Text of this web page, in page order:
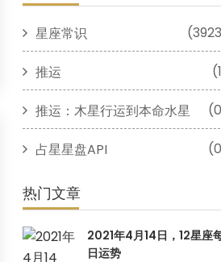
星座常识
推运
推运：木星行运到本命水星
占星星盘API
热门文章
2021年4月14日，12星座
日运势